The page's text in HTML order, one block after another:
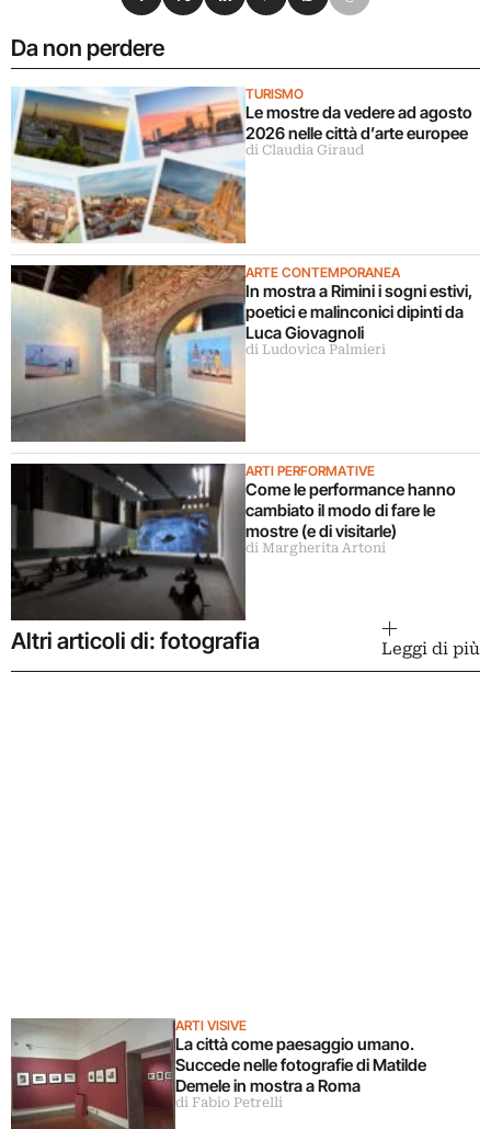
Da non perdere
TURISMO
Le mostre da vedere ad agosto
2026 nelle città d’arte europee
di Claudia Giraud
ARTE CONTEMPORANEA
In mostra a Rimini i sogni estivi,
poetici e malinconici dipinti da
Luca Giovagnoli
di Ludovica Palmieri
ARTI PERFORMATIVE
Come le performance hanno
cambiato il modo di fare le
mostre (e di visitarle)
di Margherita Artoni
Altri articoli di: fotografia Leggi di più
ARTI VISIVE
La città come paesaggio umano.
Succede nelle fotografie di Matilde
Demele in mostra a Roma
di Fabio Petrelli